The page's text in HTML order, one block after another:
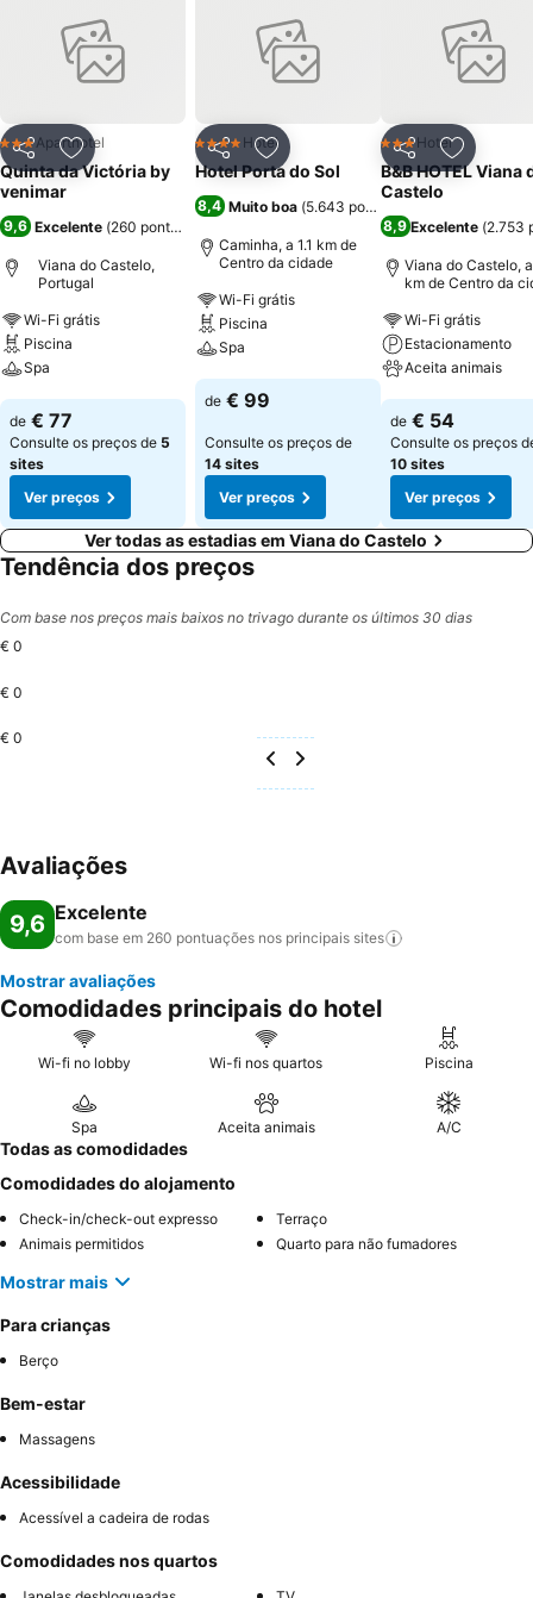
e zona de refeições. Além disso, os serviços disponibilizados na
Quinta são: lavagem de roupa, disponibilidade de berços e serviço
de limpeza. No interior das moradias, o hóspede pode usufruir de
musica, televisão, lareira, casa de banho completa (banheira de
hidromassagem) e janelas com vistas para o exterior. O interior
decorado de forma rústica proporciona o conforto e bem-estar
essenciais a umas boas férias.
PartilharAdicionar aos favoritos
3 EstrelasAparthotel
Quinta da Victória by
venimar
9,6 Excelente (260 pontuações
Viana do Castelo,
Portugal
Wi-Fi grátis
Piscina
Spa
Ver preços
de € 77
Consulte os preços de 5
sites
Ver preços
PartilharAdicionar aos favoritos
4 EstrelasHotel
Hotel Porta do Sol
8,4 Muito boa (5.643 pontuações
Caminha, a 1.1 km de
Centro da cidade
Wi-Fi grátis
Piscina
Spa
Ver preços
de € 99
Consulte os preços de
14 sites
Ver preços
Partilhar
3 Estrelas
Hotel
B&B HOTEL Viana
Castelo
8,9 Excelente (2.753
Viana do Castelo,
km de Centro da
Wi-Fi grátis
Estacionamento
Aceita animais
Ver preços
de € 54
Consulte os preços
10 sites
Ver preços
Ver todas as estadias em Viana do Castelo
Tendência dos preços
Com base nos preços mais baixos no trivago durante os últimos 30 dias
€ 0
€ 0
€ 0
Avaliações
9,6 Excelente
com base em 260 pontuações nos principais sites
Mostrar avaliações
Comodidades principais do hotel
Wi-fi no lobby Wi-fi nos quartos Piscina
Spa Aceita animais A/C
Todas as comodidades
Comodidades do alojamento
Check-in/check-out expresso
Terraço
Animais permitidos
Quarto para não fumadores
Mostrar mais
Para crianças
Berço
Bem-estar
Massagens
Acessibilidade
Acessível a cadeira de rodas
Comodidades nos quartos